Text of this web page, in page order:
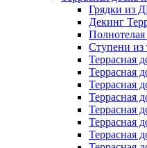
Грядки из
Декинг
Полнотелая
Ступени из
Террасная
Террасная
Террасная
Террасная
Террасная
Террасная
Террасная